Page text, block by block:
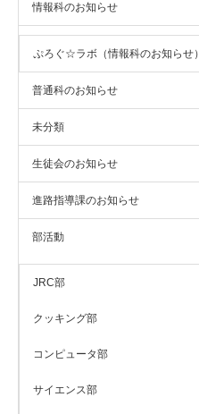
情報科のお知らせ
ぷろぐ☆ラボ（情報科のお知らせ）
普通科のお知らせ
未分類
生徒会のお知らせ
進路指導課のお知らせ
部活動
JRC部
クッキング部
コンピュータ部
サイエンス部